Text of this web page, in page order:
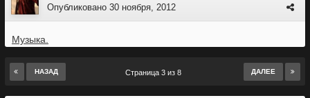
Опубликовано 30 ноября, 2012
Музыка.
НАЗАД ДАЛЕЕ
Страница 3 из 8